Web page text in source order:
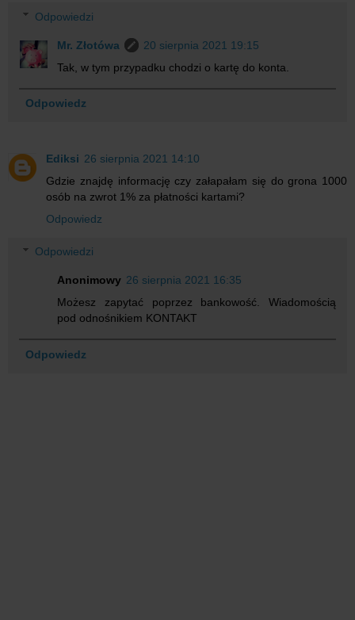
Odpowiedzi
Mr. Złotówa
20 sierpnia 2021 19:15
Tak, w tym przypadku chodzi o kartę do konta.
Odpowiedz
Ediksi 26 sierpnia 2021 14:10
Gdzie znajdę informację czy załapałam się do grona 1000
osób na zwrot 1% za płatności kartami?
Odpowiedz
Odpowiedzi
Anonimowy 26 sierpnia 2021 16:35
Możesz zapytać poprzez bankowość. Wiadomością
pod odnośnikiem KONTAKT
Odpowiedz